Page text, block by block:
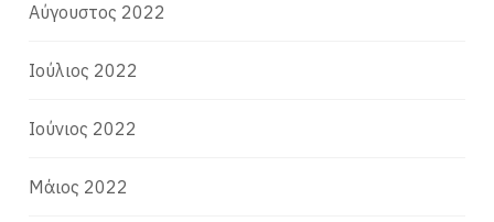
Αύγουστος 2022
Ιούλιος 2022
Ιούνιος 2022
Μάιος 2022